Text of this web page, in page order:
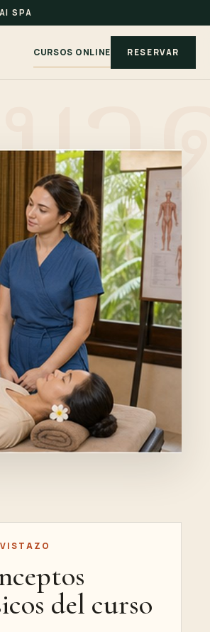
SPA
CURSOS ONLINE RESERVAR
del curso